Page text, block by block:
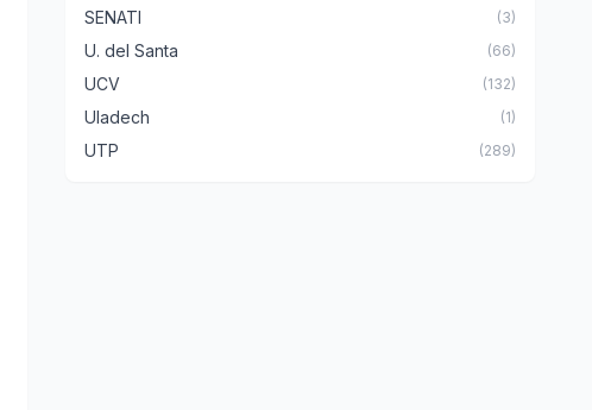
SENATI (3)
U. del Santa (66)
UCV (132)
Uladech (1)
UTP (289)